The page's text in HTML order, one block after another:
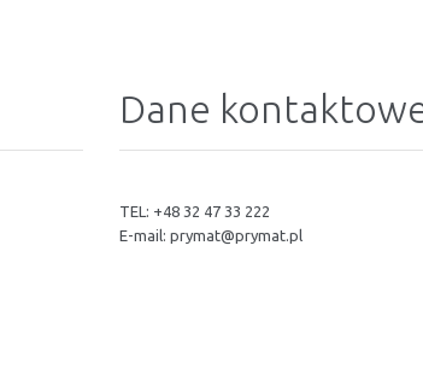
Dane
TEL: +48 32 47 33 222
E-mail: prymat@prymat.pl